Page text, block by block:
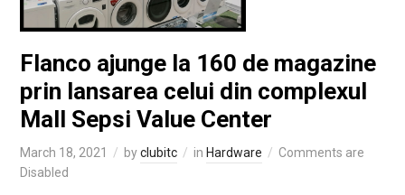
Flanco ajunge la 160 de magazine
prin lansarea celui din complexul
Mall Sepsi Value Center
March 18, 2021 byclubitc in Hardware
Comments are
Disabled